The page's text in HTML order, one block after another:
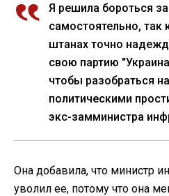
Я решила бороться
самостоятельно, так
штанах точно
свою партию
чтобы разобраться
политическими
экс-замминистра
Она добавила, что министр
уволил ее, потому что она